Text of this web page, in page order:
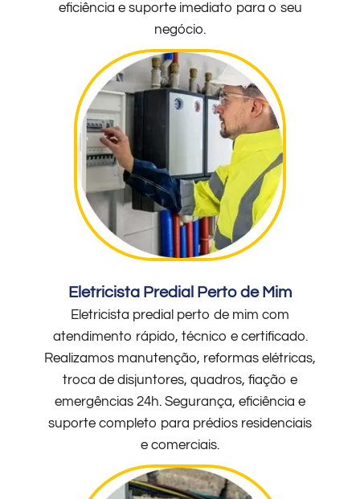
eficiência e suporte imediato para o seu
negócio.
Eletricista Predial Perto de Mim
Eletricista predial perto de mim com
atendimento rápido, técnico e certificado.
Realizamos manutenção, reformas elétricas,
troca de disjuntores, quadros, fiação e
emergências 24h. Segurança, eficiência e
suporte completo para prédios residenciais
e comerciais.